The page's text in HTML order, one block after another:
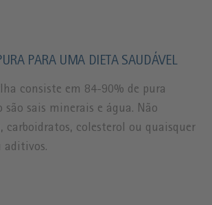
PARA UMA DIETA SAUDÁVEL
consiste em 84-90% de pura
são sais minerais e água. Não
carboidratos, colesterol ou quaisquer
aditivos.